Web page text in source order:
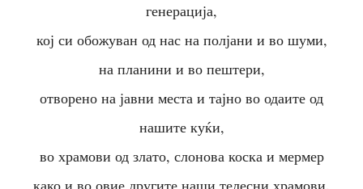
генерација,
кој си обожуван од нас на полјани и во шуми,
на планини и во пештери,
отворено на јавни места и тајно во одаите од
нашите куќи,
во храмови од злато, слонова коска и мермер
како и во овие другите наши телесни храмови,